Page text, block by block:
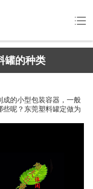
罐的种类
成的小型包装容器，一般
呢？东莞塑料罐定做为